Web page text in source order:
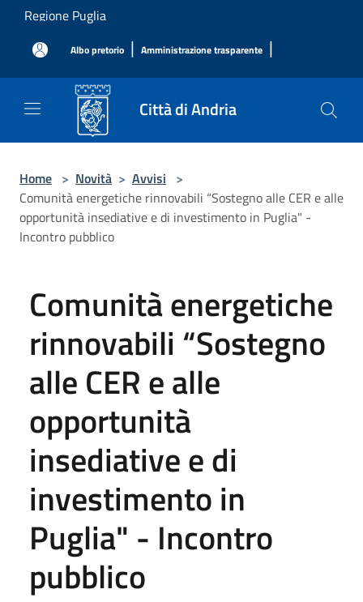
Salta al contenuto principale
Regione Puglia
Albo pretorio | Amministrazione trasparente |
Città di Andria
Home > Novità > Avvisi >
Comunità energetiche rinnovabili “Sostegno alle CER e alle
opportunità insediative e di investimento in Puglia" -
Incontro pubblico
Comunità energetiche
rinnovabili “Sostegno
alle CER e alle
opportunità
insediative e di
investimento in
Puglia" - Incontro
pubblico